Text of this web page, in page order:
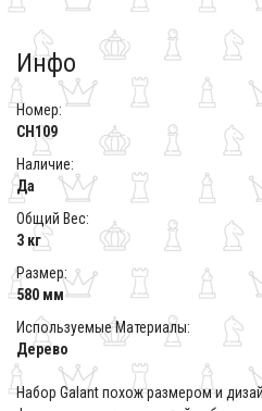
Инфо
Номер:
CH109
Наличие:
Да
Общий Вес:
3 кг
Размер:
580 мм
Используемые Материалы:
Дерево
Набор Galant похож размером и